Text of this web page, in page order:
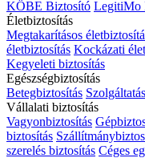
KÖBE Biztosító LegitiMo
Életbiztosítás
Megtakarításos
életbiztosítás Kockázati
Kegyeleti biztosítás
Egészségbiztosítás
Betegbiztosítás
Vállalati biztosítás
Vagyonbiztosítás
biztosítás
szerelés biztosítás Céges